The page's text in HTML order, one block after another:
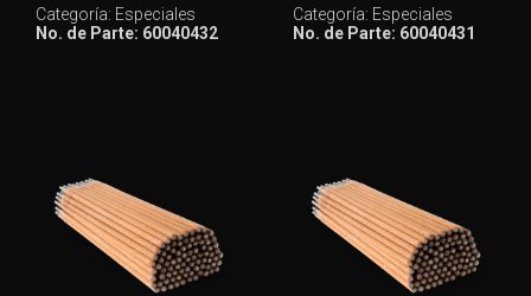
Categoría: Especiales
No. de Parte: 60040432
Categoría: Especiales
No. de Parte: 60040431